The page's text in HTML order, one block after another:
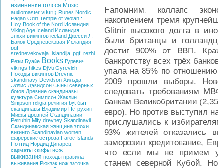
изменение голоса Music
audiomaster viking Runes Nordic
Pagan Odin Temple of Wotan :
Holy Book of the Nord Исландия
Viking Age Iceland Исландия
эпохи викингов iceland Джесси Л.
Байок Средневековая Исландия
pgf
srednevekovaja_islandija_pgf_rezhi
Режи Буайе Books Гуревич
vikings hikes DjVu Gyrevich
Походы викингов Drevnie
skandinavy Devidson Хильда
Эллис Дэвидсон Сыны северных
богов Древние скандинавы
культура Симпсон Жаклин
Simpson religia религия byt быт
скандинавы Владимир Петрухин
Мифы древней Скандинавии
Petruhin Mify drevney Skandinavii
Скандинавская женщина эпохи
викинго Scandinavian women
фарерские острова Faroe Islands
Понтид Нордид Динарец
сарматы скифы нож
выживания походы правила
выживания Рюкзак нож заточка
Напомним, коллапс
накоплением тремя
Glitnir высокого долга в
были британцы и
достиг 900% от ВВП.
банкротству всех трёх
упала на 85% по
2009 прошли выборы.
следовать требованиям
банкам Великобритании
евро). Но против выступил
прислушались к
93% жителей отказались
заморозил кредитование,
что если мы не примем
станем северной Кубой.